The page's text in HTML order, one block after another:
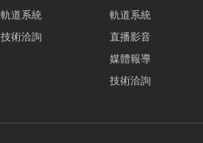
軌道系統
技術洽詢
軌道系統
直播影音
媒體報導
技術洽詢